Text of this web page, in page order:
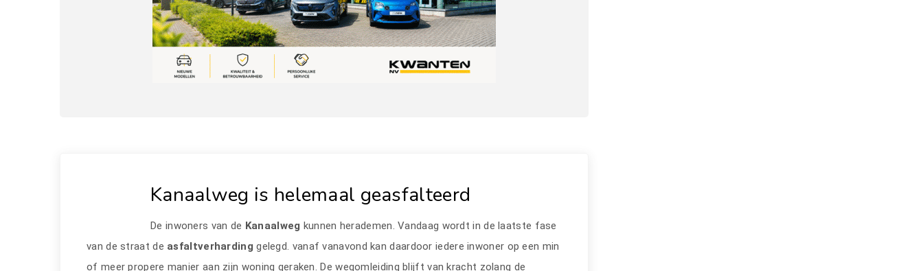
Kanaalweg is helemaal geasfalteerd
De inwoners van de Kanaalweg kunnen herademen. Vandaag wordt in de laatste fase
van de straat de asfaltverhardinggelegd. vanaf vanavond kan daardoor iedere inwoner op een min
of meer propere manier aan zijn woning geraken. De wegomleiding blijft van kracht zolang de